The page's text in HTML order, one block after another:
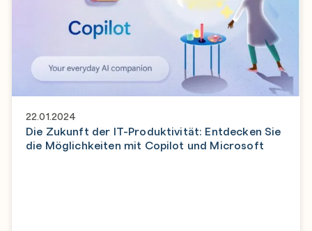
22.01.2024
Die Zukunft der IT-Produktivität: Entdecken Sie
die Möglichkeiten mit Copilot und Microsoft